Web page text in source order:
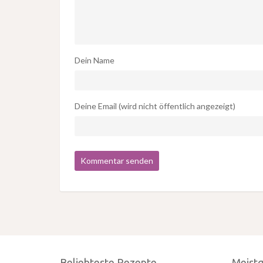
Dein Name
Deine Email (wird nicht öffentlich angezeigt)